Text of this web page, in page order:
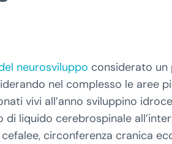
neurosviluppo considerato un
nel complesso le aree
vivi all’anno sviluppino
liquido cerebrospinale
circonferenza cranica